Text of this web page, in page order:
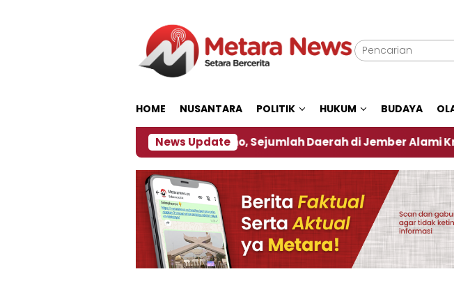
HOME NUSANTARA POLITIK HUKUM BUDAYA
News Update
Dampak El Nino, Sejumlah Daerah di Jember Alami Krisi Air